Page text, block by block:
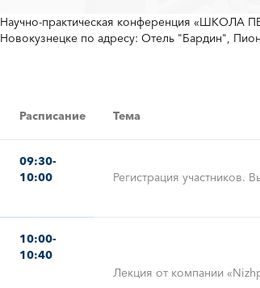
Научно-практическая конференция «ШКОЛА
Новокузнецке по адресу: Отель "Бардин",
Расписание Тема
09:30-
10:00
Регистрация участников.
10:00-
10:40
Лекция от компании